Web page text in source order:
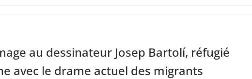
au dessinateur Josep Bartolí, réfugié
avec le drame actuel des migrants